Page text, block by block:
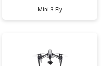
Mini 3 Fly